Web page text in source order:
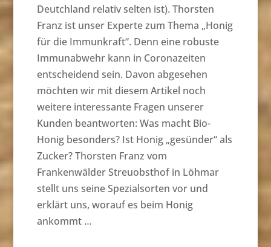
Deutchland relativ selten ist). Thorsten
Franz ist unser Experte zum Thema „Honig
für die Immunkraft“. Denn eine robuste
Immunabwehr kann in Coronazeiten
entscheidend sein. Davon abgesehen
möchten wir mit diesem Artikel noch
weitere interessante Fragen unserer
Kunden beantworten: Was macht Bio-
Honig besonders? Ist Honig „gesünder“ als
Zucker? Thorsten Franz vom
Frankenwälder Streuobsthof in Löhmar
stellt uns seine Spezialsorten vor und
erklärt uns, worauf es beim Honig
ankommt …